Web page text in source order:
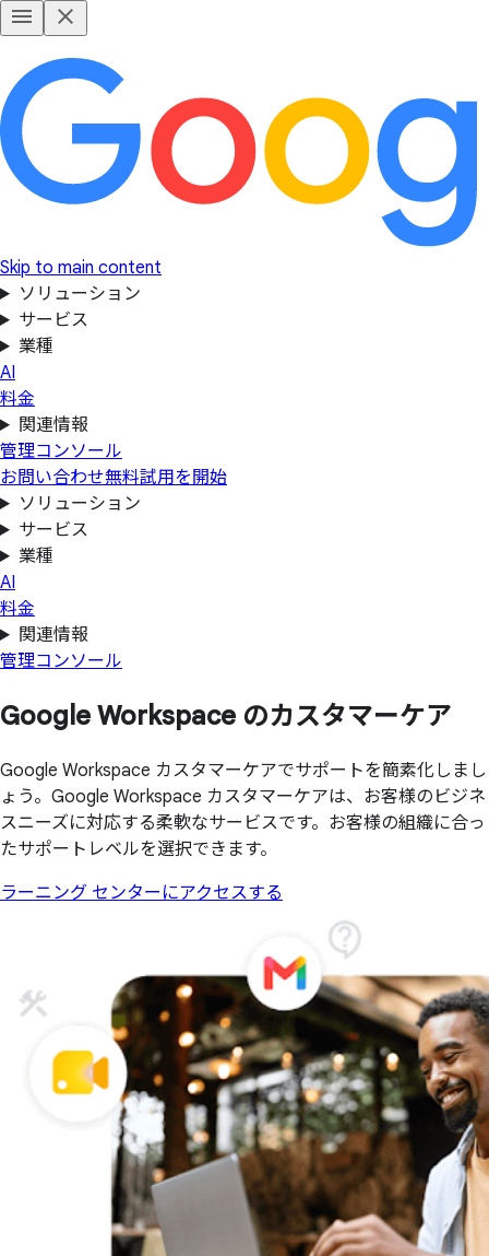
Skip to main content
ソリューション
サービス
業種
AI
料金
関連情報
管理コンソール
お問い合わせ無料試用を開始
ソリューション
サービス
業種
AI
料金
関連情報
管理コンソール
Google Workspace のカスタマーケア
Google Workspace カスタマーケアでサポートを簡素化しまし
ょう。Google Workspace カスタマーケアは、お客様のビジネ
スニーズに対応する柔軟なサービスです。お客様の組織に合っ
たサポートレベルを選択できます。
ラーニング センターにアクセスする